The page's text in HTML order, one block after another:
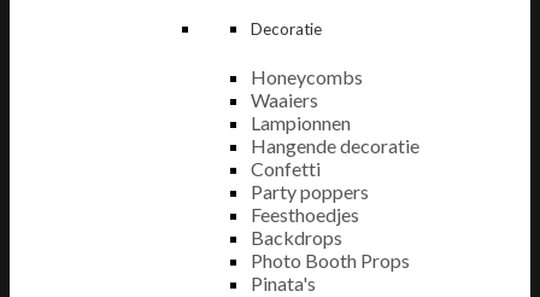
Decoratie
Honeycombs
Waaiers
Lampionnen
Hangende decoratie
Confetti
Party poppers
Feesthoedjes
Backdrops
Photo Booth Props
Pinata's